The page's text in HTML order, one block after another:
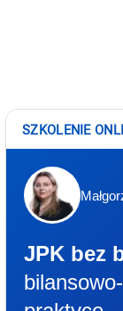
SZKOLENIE
JPK bez